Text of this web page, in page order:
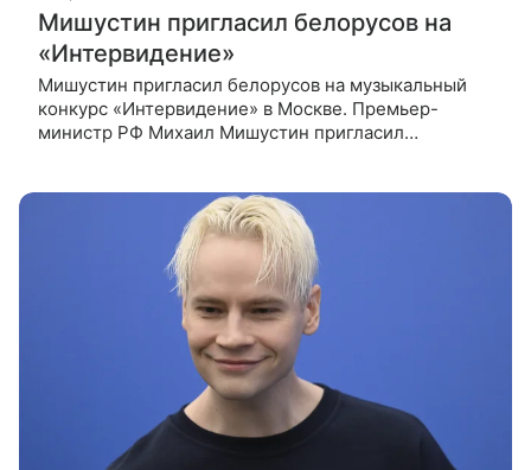
Мишустин пригласил белорусов на
«Интервидение»
Мишустин пригласил белорусов на музыкальный
конкурс «Интервидение» в Москве. Премьер-
министр РФ Михаил Мишустин пригласил
году. «В этом году в Москве пройдет
Международный му